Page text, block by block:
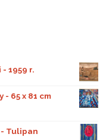
1959 r.
- 65 x 81 cm
- Tulipan